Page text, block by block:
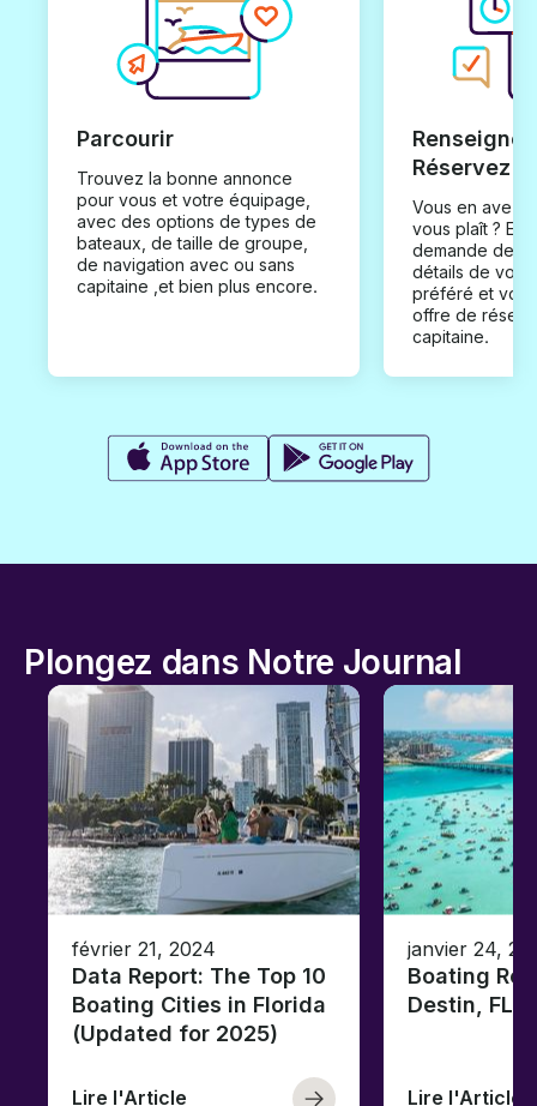
Parcourir
Trouvez la bonne annonce
pour vous et votre équipage,
avec des options de types de
bateaux, de taille de groupe,
de navigation avec ou sans
capitaine ,et bien plus encore.
Réservez
Vous en avez
vous plaît ?
demande de
détails de
préféré et
offre de
capitaine.
Plongez dans Notre Journal
février 21, 2024
Data Report: The Top 10
Boating Cities in Florida
(Updated for 2025)
Lire l'Article
janvier 24,
Boating
Destin, FL
Lire l'Article